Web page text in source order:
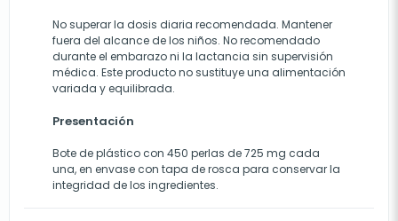
No superar la dosis diaria recomendada. Mantener
fuera del alcance de los niños. No recomendado
durante el embarazo ni la lactancia sin supervisión
médica. Este producto no sustituye una alimentación
variada y equilibrada.
Presentación
Bote de plástico con 450 perlas de 725 mg cada
una, en envase con tapa de rosca para conservar la
integridad de los ingredientes.